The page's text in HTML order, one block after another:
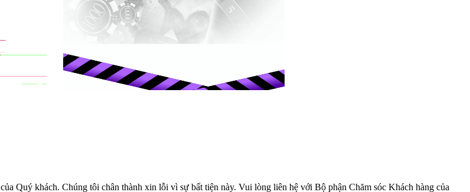
Quý khách. Chúng tôi chân thành xin lỗi vì sự bất tiện này. Vui lòng liên hệ với Bộ phận Chăm sóc Khách hàng của